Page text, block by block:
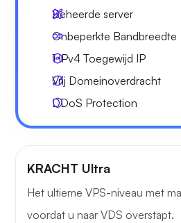
Beheerde server
Onbeperkte Bandbreedte
1 IPv4 Toegewijd IP
Vrij Domeinoverdracht
DDoS Protection
KRACHT Ultra
Het ultieme VPS-niveau met
voordat u naar VDS overstapt.